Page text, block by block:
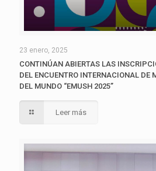
23 enero, 2025
CONTINÚAN ABIERTAS LAS
DEL ENCUENTRO INTERNACIONAL DE
DEL MUNDO “EMUSH 2025”
Leer más